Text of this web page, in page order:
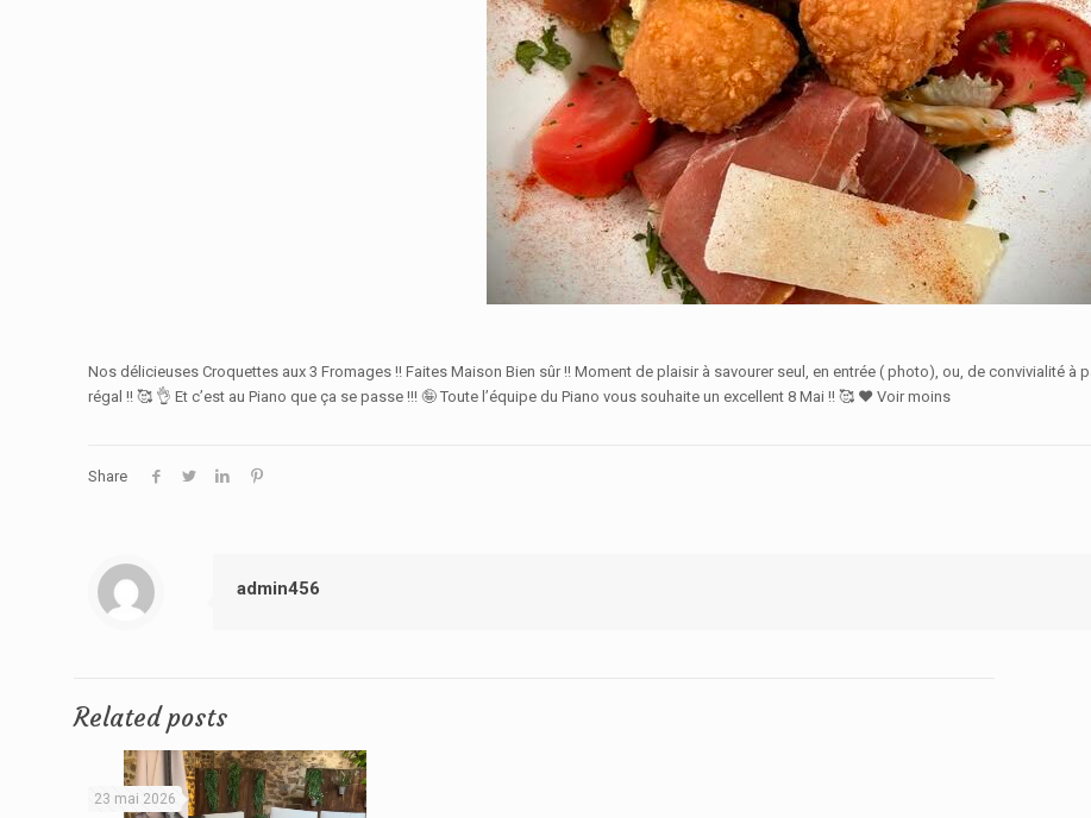
Nos délicieuses Croquettes aux 3 Fromages !! Faites Maison Bien sûr !! Moment de plaisir à savourer seul, en entrée ( photo), ou, de convivialité à
régal !! 🥰 👌 Et c’est au Piano que ça se passe !!! 🤪 Toute l’équipe du Piano vous souhaite un excellent 8 Mai !! 🥰 ♥️ Voir moins
Share
admin456
Related posts
23 mai 2026